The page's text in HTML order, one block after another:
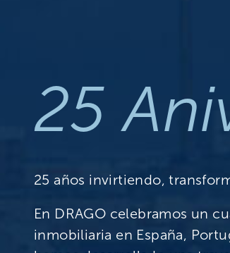
25
25 años invirtiendo,
En DRAGO celebramos un
inmobiliaria en España,